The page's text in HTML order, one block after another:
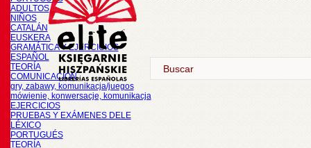
ADULTOS
NIÑOS
CATALÁN
EUSKERA
GRAMÁTICA Y EJERCICIOS
ESPAÑOL
TEORÍA
COMUNICACIÓN
gry, zabawy, komunikacja/juegos
mówienie, konwersacje, komunikacja
EJERCICIOS
PRUEBAS Y EXÁMENES DELE
LÉXICO
PORTUGUÉS
TEORÍA